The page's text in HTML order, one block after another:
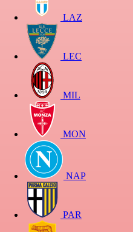
LAZ
LEC
MIL
MON
NAP
PAR